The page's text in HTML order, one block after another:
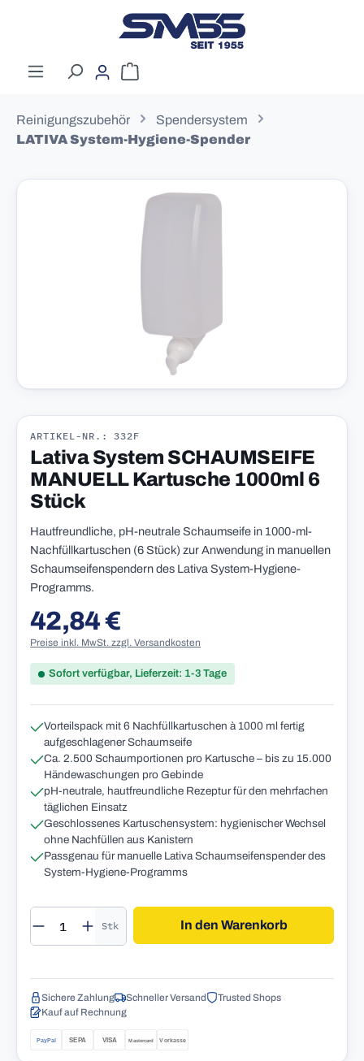
Zum Hauptinhalt springen
Warenkorb enthält 0 Positionen. Der
Reinigungszubehör
Spendersystem
LATIVA System-Hygiene-Spender
Bildergalerie überspringen
ARTIKEL-NR.: 332F
Lativa System SCHAUMSEIFE
MANUELL Kartusche 1000ml 6
Stück
Hautfreundliche, pH-neutrale Schaumseife in 1000-ml-
Nachfüllkartuschen (6 Stück) zur Anwendung in manuellen
Schaumseifenspendern des Lativa System-Hygiene-
Programms.
Regulärer Preis:
42,84 €
Preise inkl. MwSt. zzgl. Versandkosten
Sofort verfügbar, Lieferzeit: 1-3 Tage
Vorteilspack mit 6 Nachfüllkartuschen à 1000 ml fertig
aufgeschlagener Schaumseife
Ca. 2.500 Schaumportionen pro Kartusche – bis zu 15.000
Händewaschungen pro Gebinde
pH-neutrale, hautfreundliche Rezeptur für den mehrfachen
täglichen Einsatz
Geschlossenes Kartuschensystem: hygienischer Wechsel
ohne Nachfüllen aus Kanistern
Passgenau für manuelle Lativa Schaumseifenspender des
System-Hygiene-Programms
Produkt Anzahl: Gib den gewünschten
Stk In den Warenkorb
Sichere Zahlung Schneller Versand
Trusted Shops
Kauf auf Rechnung